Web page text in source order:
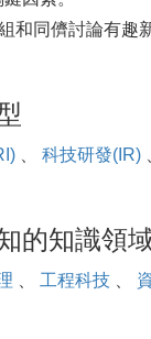
和同儕討論有趣
、 科技研發(IR)
的知識領
、 工程科技 、